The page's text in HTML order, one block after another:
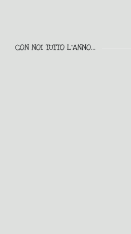
CON NOI TUTTO L'ANNO...